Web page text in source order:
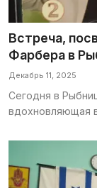
Встреча,
Фарбера в
Декабрь 11, 2025
Сегодня в
вдохновляющая